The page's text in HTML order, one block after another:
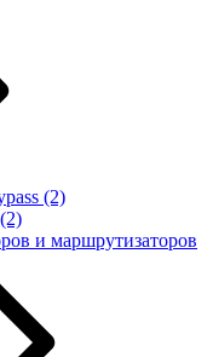
(2)
(2)
и маршрутизаторов